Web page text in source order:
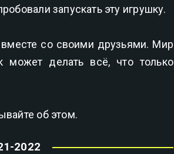
запускать эту игрушку.
со своими друзьями. Мир
может делать всё, что только
об этом.
2022